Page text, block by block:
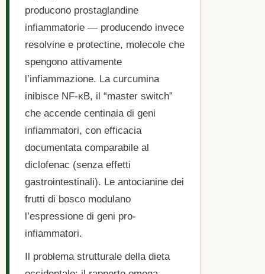
producono prostaglandine
infiammatorie — producendo invece
resolvine e protectine, molecole che
spengono attivamente
l’infiammazione. La curcumina
inibisce NF-κB, il “master switch”
che accende centinaia di geni
infiammatori, con efficacia
documentata comparabile al
diclofenac (senza effetti
gastrointestinali). Le antocianine dei
frutti di bosco modulano
l’espressione di geni pro-
infiammatori.
Il problema strutturale della dieta